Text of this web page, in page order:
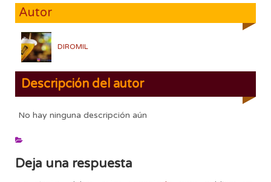
Autor
DIROMIL
Descripción del autor
No hay ninguna descripción aún
Deja una respuesta